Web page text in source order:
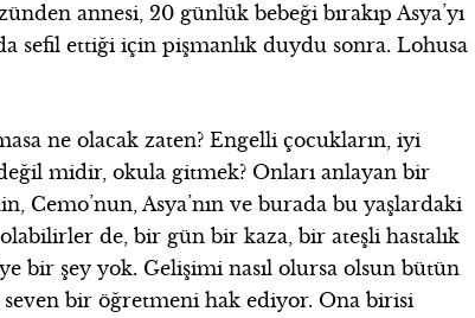
annesi, 20 günlük bebeği bırakıp Asya’yı
sefil ettiği için pişmanlık duydu sonra. Lohusa
ne olacak zaten? Engelli çocukların, iyi
midir, okula gitmek? Onları anlayan bir
Cemo’nun, Asya’nın ve burada bu yaşlardaki
de, bir gün bir kaza, bir ateşli hastalık
bir şey yok. Gelişimi nasıl olursa olsun bütün
bir öğretmeni hak ediyor. Ona birisi